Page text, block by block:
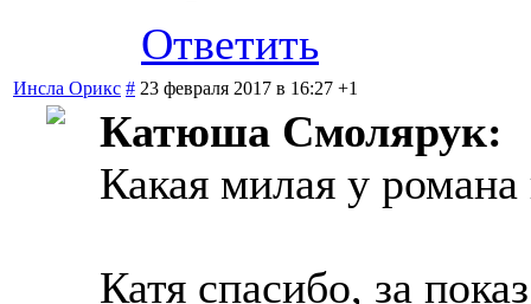
Ответить
Инсла Орикс # 23 февраля 2017 в 16:27 +1
Катюша Смолярук:
Какая милая у
Катя спасибо, за